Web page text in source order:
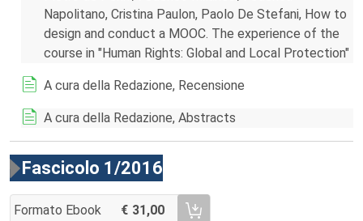
Napolitano, Cristina Paulon, Paolo De Stefani, How to
design and conduct a MOOC. The experience of the
course in "Human Rights: Global and Local Protection"
A cura della Redazione, Recensione
A cura della Redazione, Abstracts
Fascicolo 1/2016
Formato Ebook 31,00